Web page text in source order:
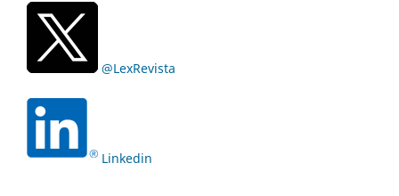
@LexRevista
Linkedin